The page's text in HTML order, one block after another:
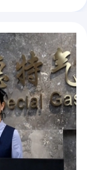
elevada del oxidante
de oxígeno UN1072